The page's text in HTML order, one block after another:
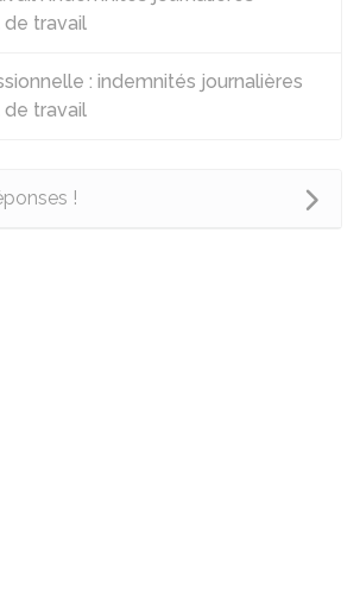
travail
: indemnités journalières
travail
!